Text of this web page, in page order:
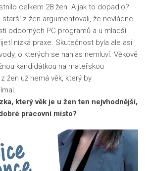
celkem 28 žen. A jak to dopadlo?
starší z žen argumentovali, že nevládne
odborných PC programů a u mladší
nízká praxe. Skutečnost byla ale asi
o kterých se nahlas nemluví. Věkově
kandidátkou na mateřskou
žen už nemá věk, který by
který věk je u žen ten nejvhodnější,
pracovní místo?